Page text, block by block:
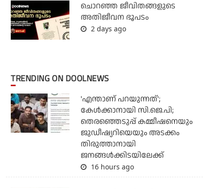
ചൊറഞ്ഞ ജീവിതങ്ങളുടെ
അതിജീവന ഭൂപടം
2 days ago
TRENDING ON DOOLNEWS
'എന്താണ് പറയുന്നത്';
കേള്‍ക്കാനായി സി.ജെ.പി;
തെരഞ്ഞെടുപ്പ് കമ്മീഷനെയും
ജുഡീഷ്യറിയെയും അടക്കം
തിരുത്താനായി
ജനങ്ങള്‍ക്കിടയിലേക്ക്
16 hours ago